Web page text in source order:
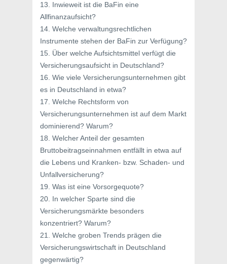
13. Inwieweit ist die BaFin eine
Allfinanzaufsicht?
14. Welche verwaltungsrechtlichen
Instrumente stehen der BaFin zur Verfügung?
15. Über welche Aufsichtsmittel verfügt die
Versicherungsaufsicht in Deutschland?
16. Wie viele Versicherungsunternehmen gibt
es in Deutschland in etwa?
17. Welche Rechtsform von
Versicherungsunternehmen ist auf dem Markt
dominierend? Warum?
18. Welcher Anteil der gesamten
Bruttobeitragseinnahmen entfällt in etwa auf
die Lebens und Kranken- bzw. Schaden- und
Unfallversicherung?
19. Was ist eine Vorsorgequote?
20. In welcher Sparte sind die
Versicherungsmärkte besonders
konzentriert? Warum?
21. Welche groben Trends prägen die
Versicherungswirtschaft in Deutschland
gegenwärtig?